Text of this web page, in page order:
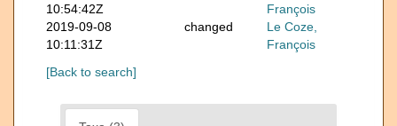
10:54:42Z
François
2019-09-08
10:11:31Z
changed
Le Coze,
François
[Back to search]